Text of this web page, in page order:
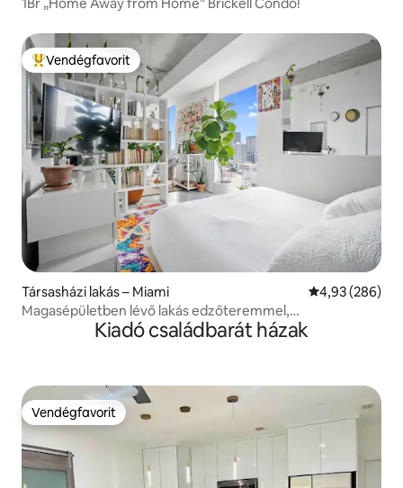
Kiemelt vendégfavorit
Vendégfavorit
Társasházi lakás – Miami Átlagos
4,93 (286)
Magasépületben lévő lakás edzőteremmel,
tetőmedencével és kilátással az öbölre
Kiadó családbarát házak
Vendégfavorit
Vendégfavorit